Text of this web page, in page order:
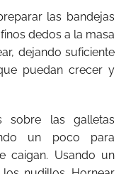
las bandejas
dedos a la masa
dejando suficiente
puedan crecer y
sobre las galletas
un poco para
caigan. Usando un